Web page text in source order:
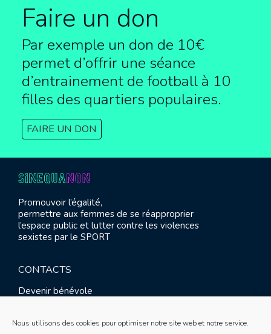
Nous utilisons des cookies pour optimiser notre site web et notre service.
Faire un don
Par exemple un don de 10€
permet d’offrir une séance
d’entrainement de football à 10
filles des quartiers populaires.
FAIRE UN DON
Promouvoir l’égalité,
permettre aux femmes de se réapproprier
l’espace public et lutter contre les violences
sexistes par le SPORT
CONTACTS
Devenir bénévole
Contact